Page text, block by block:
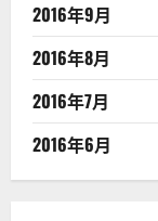
2016年9月
2016年8月
2016年7月
2016年6月